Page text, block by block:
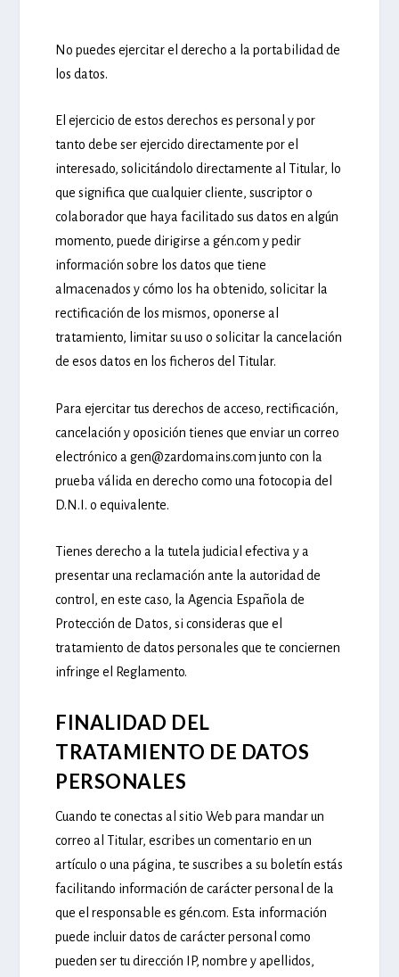
No puedes ejercitar el derecho a la portabilidad de
los datos.
El ejercicio de estos derechos es personal y por
tanto debe ser ejercido directamente por el
interesado, solicitándolo directamente al Titular, lo
que significa que cualquier cliente, suscriptor o
colaborador que haya facilitado sus datos en algún
momento, puede dirigirse a gén.com y pedir
información sobre los datos que tiene
almacenados y cómo los ha obtenido, solicitar la
rectificación de los mismos, oponerse al
tratamiento, limitar su uso o solicitar la cancelación
de esos datos en los ficheros del Titular.
Para ejercitar tus derechos de acceso, rectificación,
cancelación y oposición tienes que enviar un correo
electrónico a gen@zardomains.com junto con la
prueba válida en derecho como una fotocopia del
D.N.I. o equivalente.
Tienes derecho a la tutela judicial efectiva y a
presentar una reclamación ante la autoridad de
control, en este caso, la Agencia Española de
Protección de Datos, si consideras que el
tratamiento de datos personales que te conciernen
infringe el Reglamento.
FINALIDAD DEL
TRATAMIENTO DE DATOS
PERSONALES
Cuando te conectas al sitio Web para mandar un
correo al Titular, escribes un comentario en un
artículo o una página, te suscribes a su boletín estás
facilitando información de carácter personal de la
que el responsable es gén.com. Esta información
puede incluir datos de carácter personal como
pueden ser tu dirección IP, nombre y apellidos,